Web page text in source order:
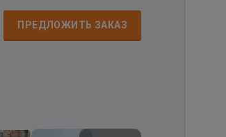
ПРЕДЛОЖИТЬ ЗАКАЗ